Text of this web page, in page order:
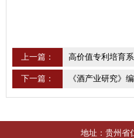
上一篇： 高价值专利培育
下一篇： 《酒产业研究》
地址：贵州省